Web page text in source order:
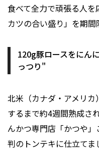
食べて全力で頑張る人
カツの合い盛り」を期間
120g豚ロースをにん
っつり"
北⽶（カナダ・アメリ
するまで約4週間熟成さ
んかつ専門店「かつや
判のトンテキに仕立て